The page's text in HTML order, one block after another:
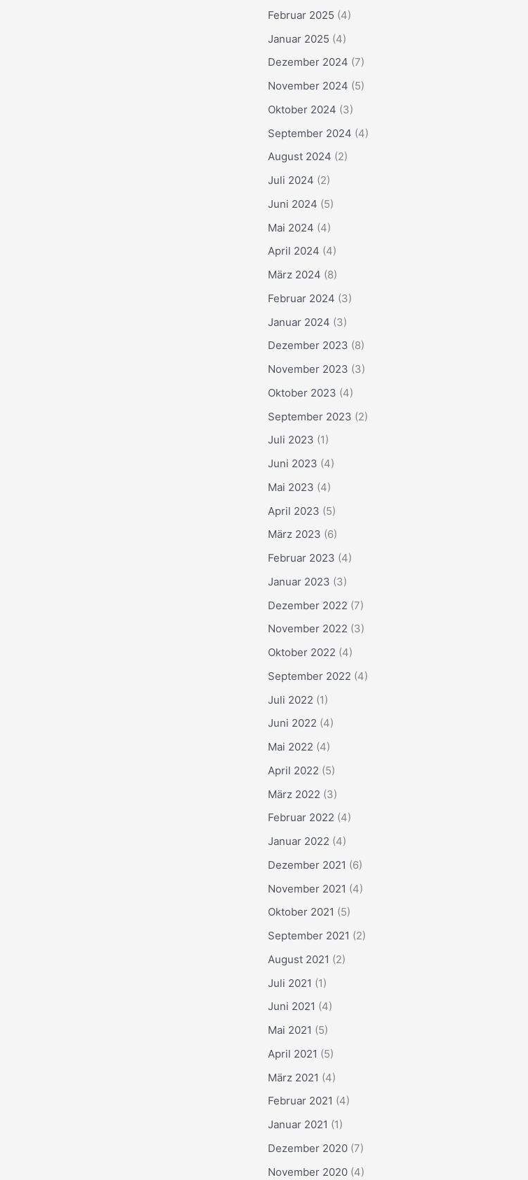
Februar 2025 (4)
Januar 2025 (4)
Dezember 2024 (7)
November 2024 (5)
Oktober 2024 (3)
September 2024 (4)
August 2024 (2)
Juli 2024 (2)
Juni 2024 (5)
Mai 2024 (4)
April 2024 (4)
März 2024 (8)
Februar 2024 (3)
Januar 2024 (3)
Dezember 2023 (8)
November 2023 (3)
Oktober 2023 (4)
September 2023 (2)
Juli 2023 (1)
Juni 2023 (4)
Mai 2023 (4)
April 2023 (5)
März 2023 (6)
Februar 2023 (4)
Januar 2023 (3)
Dezember 2022 (7)
November 2022 (3)
Oktober 2022 (4)
September 2022 (4)
Juli 2022 (1)
Juni 2022 (4)
Mai 2022 (4)
April 2022 (5)
März 2022 (3)
Februar 2022 (4)
Januar 2022 (4)
Dezember 2021 (6)
November 2021 (4)
Oktober 2021 (5)
September 2021 (2)
August 2021 (2)
Juli 2021 (1)
Juni 2021 (4)
Mai 2021 (5)
April 2021 (5)
März 2021 (4)
Februar 2021 (4)
Januar 2021 (1)
Dezember 2020 (7)
November 2020 (4)